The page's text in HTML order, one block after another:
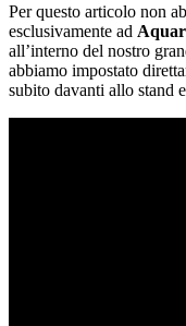
Per questo articolo non
esclusivamente ad
all’interno del nostro
abbiamo impostato
subito davanti allo stand